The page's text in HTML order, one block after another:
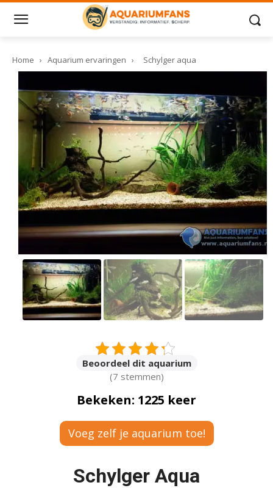
Home › Aquarium ervaringen › Schylger aqua
Beoordeel dit aquarium
(7 stemmen)
Bekeken: 1225 keer
Voeg zelf je aquarium toe!
Schylger Aqua